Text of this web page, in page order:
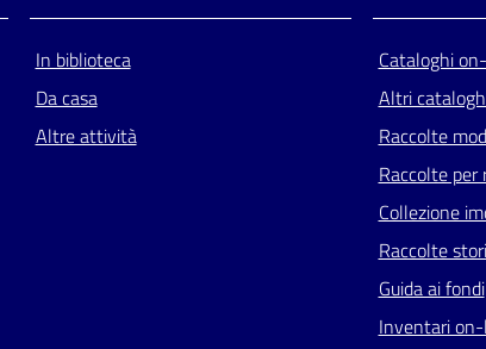
In biblioteca
Da casa
Altre attività
Cataloghi
Altri
Raccolte
Raccolte per
Collezione
Raccolte
Guida ai fondi
Inventari